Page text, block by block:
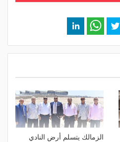
الزمالك يتسلم أرض النادي